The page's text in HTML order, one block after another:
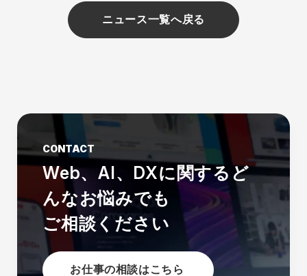
ニュース一覧へ戻る
CONTACT
Web、AI、DXに関する ど
んなお悩みでも
ご相談ください
お仕事の相談はこちら